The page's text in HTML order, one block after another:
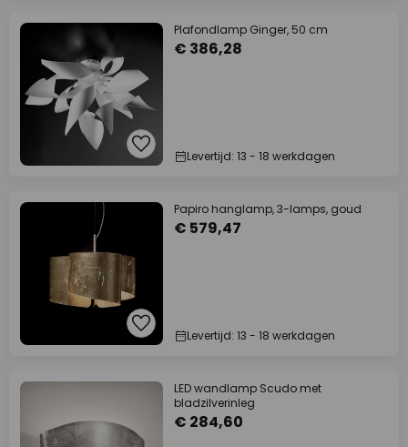
Plafondlamp Ginger, 50 cm
€ 386,28
Levertijd: 13 - 18 werkdagen
Papiro hanglamp, 3-lamps, goud
€ 579,47
Levertijd: 13 - 18 werkdagen
LED wandlamp Scudo met
bladzilverinleg
€ 284,60